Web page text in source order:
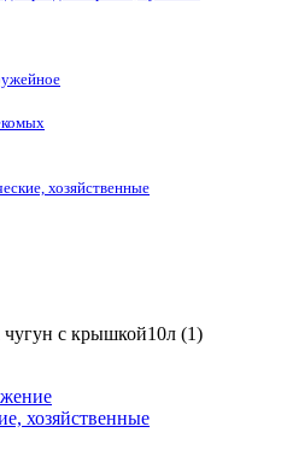
хозяйственные
чугун с крышкой10л (1)
хозяйственные